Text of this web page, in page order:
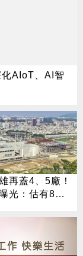
AIoT、AI智
再蓋4、5廠！
光：估有8千